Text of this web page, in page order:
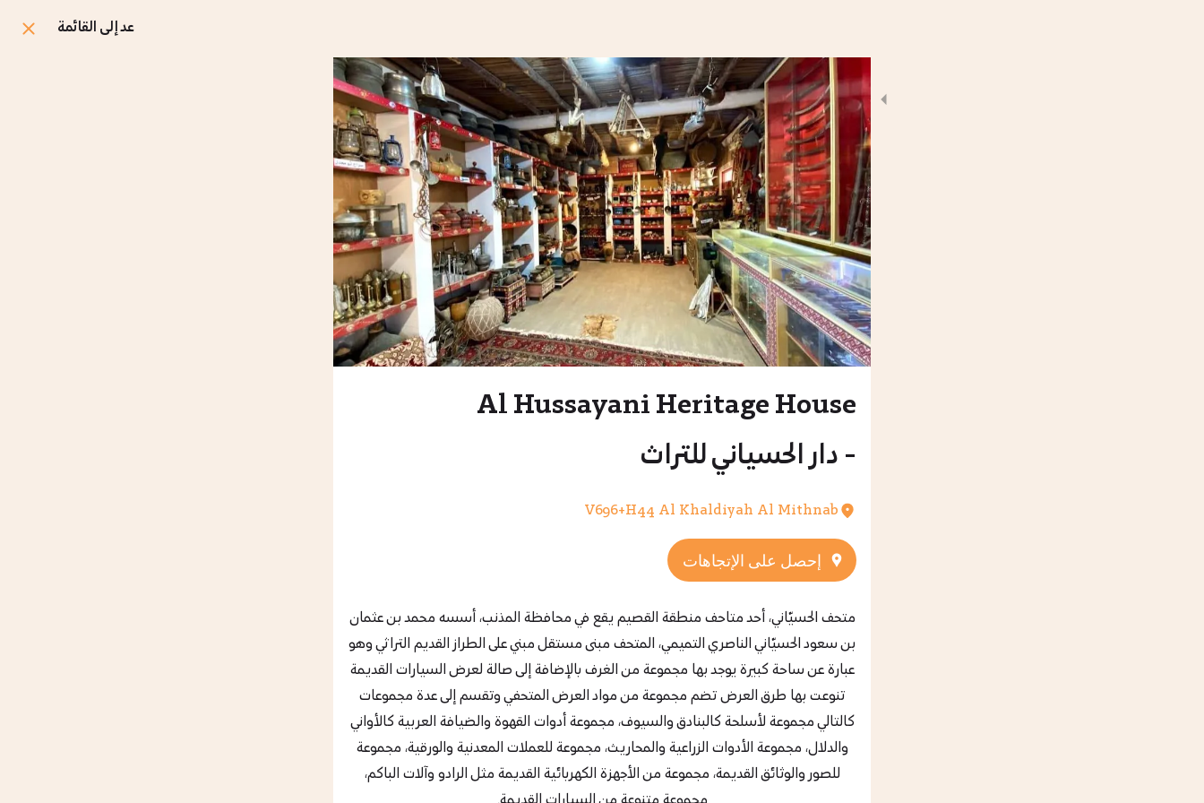
عد إلى القائمة
Al Hussayani Heritage House
- دار الحسياني للتراث
V696+H44 Al Khaldiyah Al Mithnab
إحصل على الإتجاهات
متحف الحسيّاني، أحد متاحف منطقة القصيم يقع في محافظة المذنب، أسسه محمد بن عثمان
بن سعود الحسيّاني الناصري التميمي، المتحف مبنى مستقل مبني على الطراز القديم التراثي وهو
عبارة عن ساحة كبيرة يوجد بها مجموعة من الغرف بالإضافة إلى صالة لعرض السيارات القديمة
تنوعت بها طرق العرض تضم مجموعة من مواد العرض المتحفي وتقسم إلى عدة مجموعات
كالتالي مجموعة لأسلحة كالبنادق والسيوف، مجموعة أدوات القهوة والضيافة العربية كالأواني
والدلال، مجموعة الأدوات الزراعية والمحاريث، مجموعة للعملات المعدنية والورقية، مجموعة
للصور والوثائق القديمة، مجموعة من الأجهزة الكهربائية القديمة مثل الرادو وآلات الباكم،